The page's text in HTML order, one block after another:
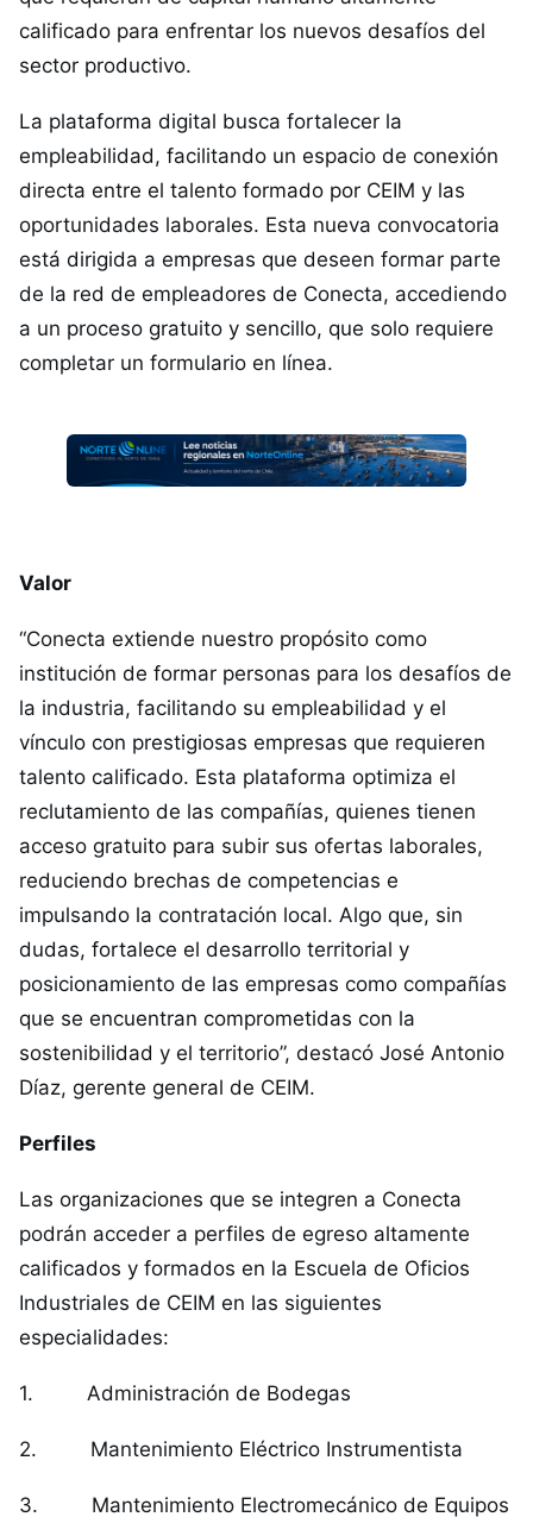
calificado para enfrentar los nuevos desafíos del
sector productivo.
La plataforma digital busca fortalecer la
empleabilidad, facilitando un espacio de conexión
directa entre el talento formado por CEIM y las
oportunidades laborales. Esta nueva convocatoria
está dirigida a empresas que deseen formar parte
de la red de empleadores de Conecta, accediendo
a un proceso gratuito y sencillo, que solo requiere
completar un formulario en línea.
Valor
“Conecta extiende nuestro propósito como
institución de formar personas para los desafíos de
la industria, facilitando su empleabilidad y el
vínculo con prestigiosas empresas que requieren
talento calificado. Esta plataforma optimiza el
reclutamiento de las compañías, quienes tienen
acceso gratuito para subir sus ofertas laborales,
reduciendo brechas de competencias e
impulsando la contratación local. Algo que, sin
dudas, fortalece el desarrollo territorial y
posicionamiento de las empresas como compañías
que se encuentran comprometidas con la
sostenibilidad y el territorio”, destacó José Antonio
Díaz, gerente general de CEIM.
Perfiles
Las organizaciones que se integren a Conecta
podrán acceder a perfiles de egreso altamente
calificados y formados en la Escuela de Oficios
Industriales de CEIM en las siguientes
especialidades:
1. Administración de Bodegas
2. Mantenimiento Eléctrico Instrumentista
3. Mantenimiento Electromecánico de Equipos